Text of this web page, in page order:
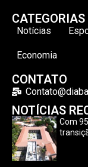
CATEGORIAS
Notícias
Economia
CONTATO
NOTÍCIAS
Com